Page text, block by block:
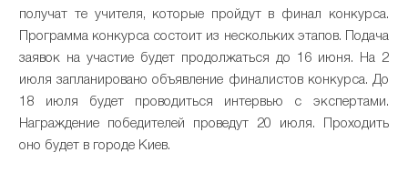
получат те учителя, которые пройдут в финал конкурса.
Программа конкурса состоит из нескольких этапов. Подача
заявок на участие будет продолжаться до 16 июня. На 2
июля запланировано объявление финалистов конкурса. До
18 июля будет проводиться интервью с экспертами.
Награждение победителей проведут 20 июля. Проходить
оно будет в городе Киев.